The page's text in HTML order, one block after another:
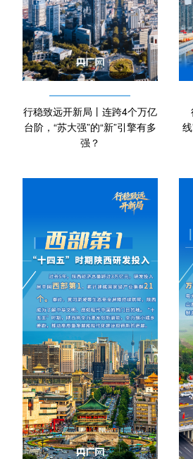
行稳致远开新局丨连跨4个万亿
台阶，“苏大强”的“新”引擎有多
强？